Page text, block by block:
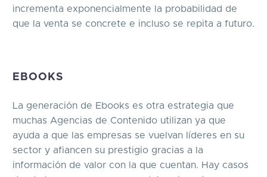
incrementa exponencialmente la probabilidad de
que la venta se concrete e incluso se repita a futuro.
EBOOKS
La generación de Ebooks es otra estrategia que
muchas Agencias de Contenido utilizan ya que
ayuda a que las empresas se vuelvan líderes en su
sector y afiancen su prestigio gracias a la
información de valor con la que cuentan. Hay casos